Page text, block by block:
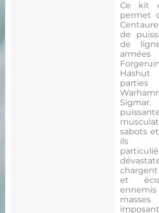
Ce kit
permet
de
de
sabots
ils
et
masses